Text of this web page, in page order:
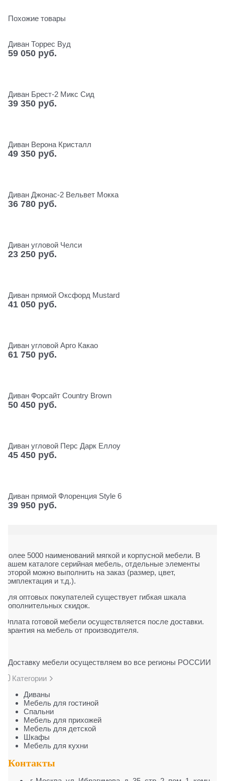
Похожие товары
Диван Торрес Вуд
59 050 руб.
Диван Брест-2 Микс Сид
39 350 руб.
Диван Верона Кристалл
49 350 руб.
Диван Джонас-2 Вельвет Мокка
36 780 руб.
Диван угловой Челси
23 250 руб.
Диван прямой Оксфорд Mustard
41 050 руб.
Диван угловой Арго Какао
61 750 руб.
Диван Форсайт Сountry Brown
50 450 руб.
Диван угловой Перс Дарк Еллоу
45 450 руб.
Диван прямой Флоренция Style 6
39 950 руб.
Более 5000 наименований мягкой и корпусной мебели. В
нашем каталоге серийная мебель, отдельные элементы
которой можно выполнить на заказ (размер, цвет,
комплектация и т.д.).
Для оптовых покупателей существует гибкая шкала
дополнительных скидок.
Оплата готовой мебели осуществляется после доставки.
Гарантия на мебель от производителя.
Доставку мебели осуществляем во все регионы РОССИИ
Категории
Диваны
Мебель для гостиной
Cпальни
Мебель для прихожей
Мебель для детской
Шкафы
Мебель для кухни
Контакты